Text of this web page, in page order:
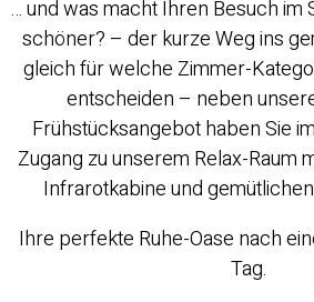
… und was macht Ihren Besuch im
schöner? – der kurze Weg ins
gleich für welche Zimmer-
entscheiden – neben
Frühstücksangebot haben Sie
Zugang zu unserem Relax-Raum
Infrarotkabine und
Ihre perfekte Ruhe-Oase nach
Tag.